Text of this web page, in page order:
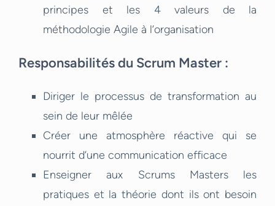
principes et les 4 valeurs de la
méthodologie Agile à l’organisation
Responsabilités du Scrum Master :
Diriger le processus de transformation au
sein de leur mêlée
Créer une atmosphère réactive qui se
nourrit d’une communication efficace
Enseigner aux Scrums Masters les
pratiques et la théorie dont ils ont besoin